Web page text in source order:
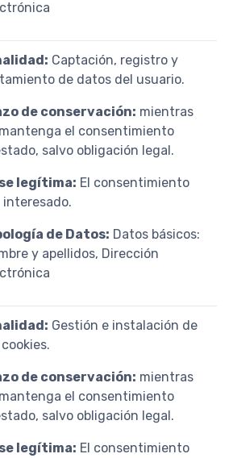
Captación, registro y
de datos del usuario.
de conservación: mientras
el consentimiento
salvo obligación legal.
legítima: El consentimiento
interesado.
de Datos: Datos básicos:
y apellidos, Dirección
Gestión e instalación de
de conservación: mientras
el consentimiento
salvo obligación legal.
legítima: El consentimiento